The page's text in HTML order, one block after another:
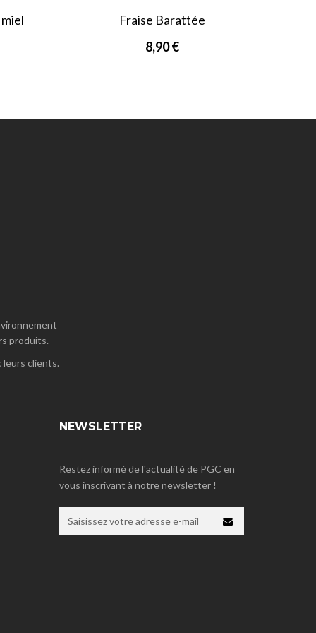
Fraise Barattée
8,90 €
produits.
leurs clients.
NEWSLETTER
Restez informé de l'actualité de PGC en
vous inscrivant à notre newsletter !